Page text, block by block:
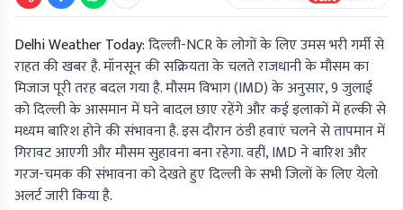
Delhi Weather Today:दिल्ली-NCR के लोगों के लिए उमस भरी गर्मी से
राहत की खबर है. मॉनसून की सक्रियता के चलते राजधानी के मौसम का
मिजाज पूरी तरह बदल गया है. मौसम विभाग (IMD) के अनुसार, 9 जुलाई
को दिल्ली के आसमान में घने बादल छाए रहेंगे और कई इलाकों में हल्की से
मध्यम बारिश होने की संभावना है. इस दौरान ठंडी हवाएं चलने से तापमान में
गिरावट आएगी और मौसम सुहावना बना रहेगा. वहीं, IMD ने बारिश और
गरज-चमक की संभावना को देखते हुए दिल्ली के सभी जिलों के लिए येलो
अलर्ट जारी किया है.